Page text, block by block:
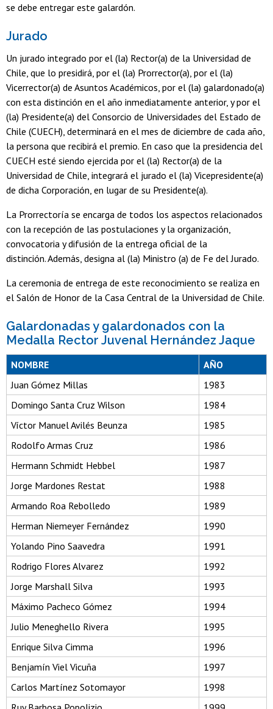
se debe entregar este galardón.
Jurado
Un jurado integrado por el (la) Rector(a) de la Universidad de
Chile, que lo presidirá, por el (la) Prorrector(a), por el (la)
Vicerrector(a) de Asuntos Académicos, por el (la) galardonado(a)
con esta distinción en el año inmediatamente anterior, y por el
(la) Presidente(a) del Consorcio de Universidades del Estado de
Chile (CUECH), determinará en el mes de diciembre de cada año,
la persona que recibirá el premio. En caso que la presidencia del
CUECH esté siendo ejercida por el (la) Rector(a) de la
Universidad de Chile, integrará el jurado el (la) Vicepresidente(a)
de dicha Corporación, en lugar de su Presidente(a).
La Prorrectoría se encarga de todos los aspectos relacionados
con la recepción de las postulaciones y la organización,
convocatoria y difusión de la entrega oficial de la
distinción. Además, designa al (la) Ministro (a) de Fe del Jurado.
La ceremonia de entrega de este reconocimiento se realiza en
el Salón de Honor de la Casa Central de la Universidad de Chile.
Galardonadas y galardonados con la
Medalla Rector Juvenal Hernández Jaque
NOMBRE
AÑO
Juan Gómez Millas
1983
Domingo Santa Cruz Wilson
1984
Víctor Manuel Avilés Beunza
1985
Rodolfo Armas Cruz
1986
Hermann Schmidt Hebbel
1987
Jorge Mardones Restat
1988
Armando Roa Rebolledo
1989
Herman Niemeyer Fernández
1990
Yolando Pino Saavedra
1991
Rodrigo Flores Alvarez
1992
Jorge Marshall Silva
1993
Máximo Pacheco Gómez
1994
Julio Meneghello Rivera
1995
Enrique Silva Cimma
1996
Benjamín Viel Vicuña
1997
Carlos Martínez Sotomayor
1998